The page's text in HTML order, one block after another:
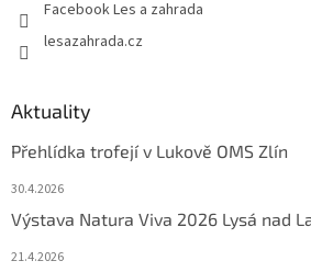
Facebook Les a zahrada
lesazahrada.cz
Aktuality
Přehlídka trofejí v Lukově OMS Zlín
30.4.2026
Výstava Natura Viva 2026 Lysá nad
21.4.2026